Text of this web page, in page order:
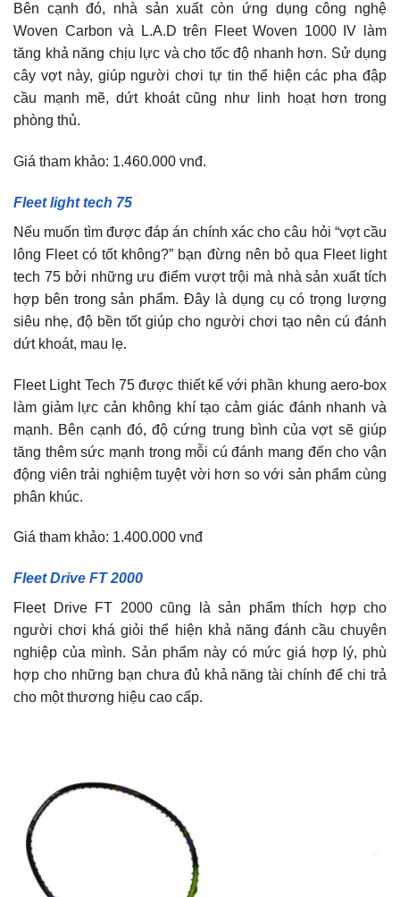
Bên cạnh đó, nhà sản xuất còn ứng dụng công nghệ
Woven Carbon và L.A.D trên Fleet Woven 1000 IV làm
tăng khả năng chịu lực và cho tốc độ nhanh hơn. Sử dụng
cây vợt này, giúp người chơi tự tin thể hiện các pha đập
cầu mạnh mẽ, dứt khoát cũng như linh hoạt hơn trong
phòng thủ.
Giá tham khảo: 1.460.000 vnđ.
Fleet light tech 75
Nếu muốn tìm được đáp án chính xác cho câu hỏi “vợt cầu
lông Fleet có tốt không?” bạn đừng nên bỏ qua Fleet light
tech 75 bởi những ưu điểm vượt trội mà nhà sản xuất tích
hợp bên trong sản phẩm. Đây là dụng cụ có trọng lượng
siêu nhẹ, độ bền tốt giúp cho người chơi tạo nên cú đánh
dứt khoát, mau lẹ.
Fleet Light Tech 75 được thiết kế với phần khung aero-box
làm giảm lực cản không khí tạo cảm giác đánh nhanh và
mạnh. Bên cạnh đó, độ cứng trung bình của vợt sẽ giúp
tăng thêm sức mạnh trong mỗi cú đánh mang đến cho vận
động viên trải nghiệm tuyệt vời hơn so với sản phẩm cùng
phân khúc.
Giá tham khảo: 1.400.000 vnđ
Fleet Drive FT 2000
Fleet Drive FT 2000 cũng là sản phẩm thích hợp cho
người chơi khá giỏi thể hiện khả năng đánh cầu chuyên
nghiệp của mình. Sản phẩm này có mức giá hợp lý, phù
hợp cho những bạn chưa đủ khả năng tài chính để chi trả
cho một thương hiệu cao cấp.